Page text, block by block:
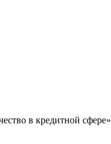
в кредитной сфере»